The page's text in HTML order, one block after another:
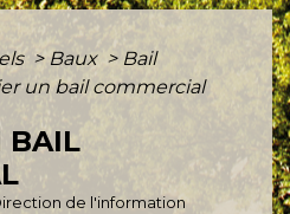
> Baux > Bail
un bail commercial
BAIL
de l'information